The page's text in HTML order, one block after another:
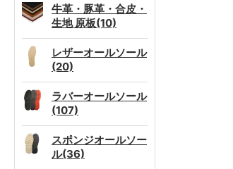
牛革・豚革・合皮・
生地 原板(10)
レザーオールソール
(20)
ラバーオールソール
(107)
スポンジオールソー
ル(36)